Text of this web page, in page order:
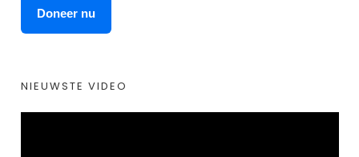
Doneer nu
NIEUWSTE VIDEO